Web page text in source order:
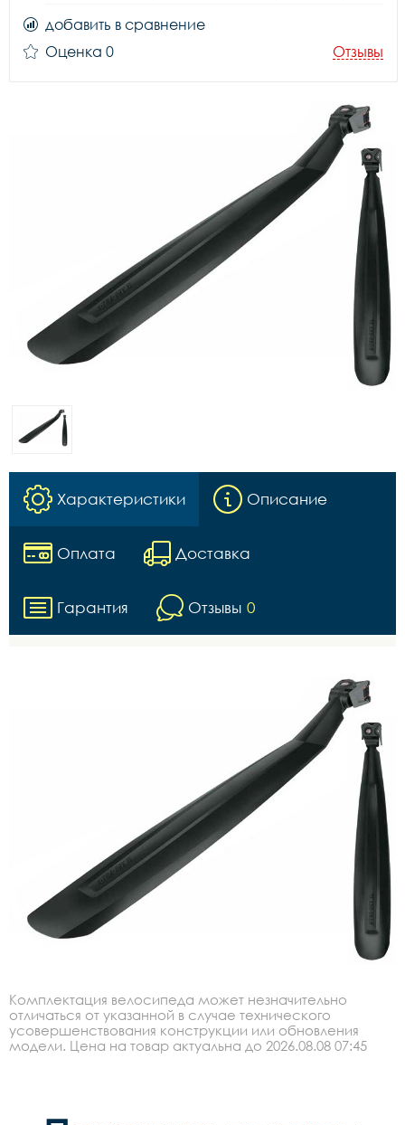
добавить в сравнение
Оценка 0
Отзывы
Характеристики Описание
Оплата Доставка
Гарантия Отзывы 0
Комплектация велосипеда может незначительно
отличаться от указанной в случае технического
усовершенствования конструкции или обновления
модели. Цена на товар актуальна до 2026.08.08 07:45